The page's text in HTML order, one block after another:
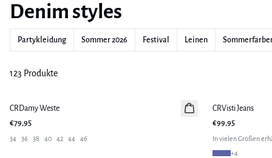
Denim styles
Partykleidung Sommer 2026 Festival Leinen
123 Produkte
Neuheiten
CRDamy Weste
€79,95
34 36 38 40 42 44 46
Neuheiten
CRVisti Jeans
€99,95
In vielen Größen
+4